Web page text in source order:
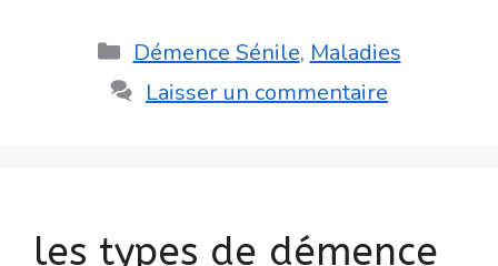
Catégories
Démence Sénile, Maladies
Laisser un commentaire
les types de démence